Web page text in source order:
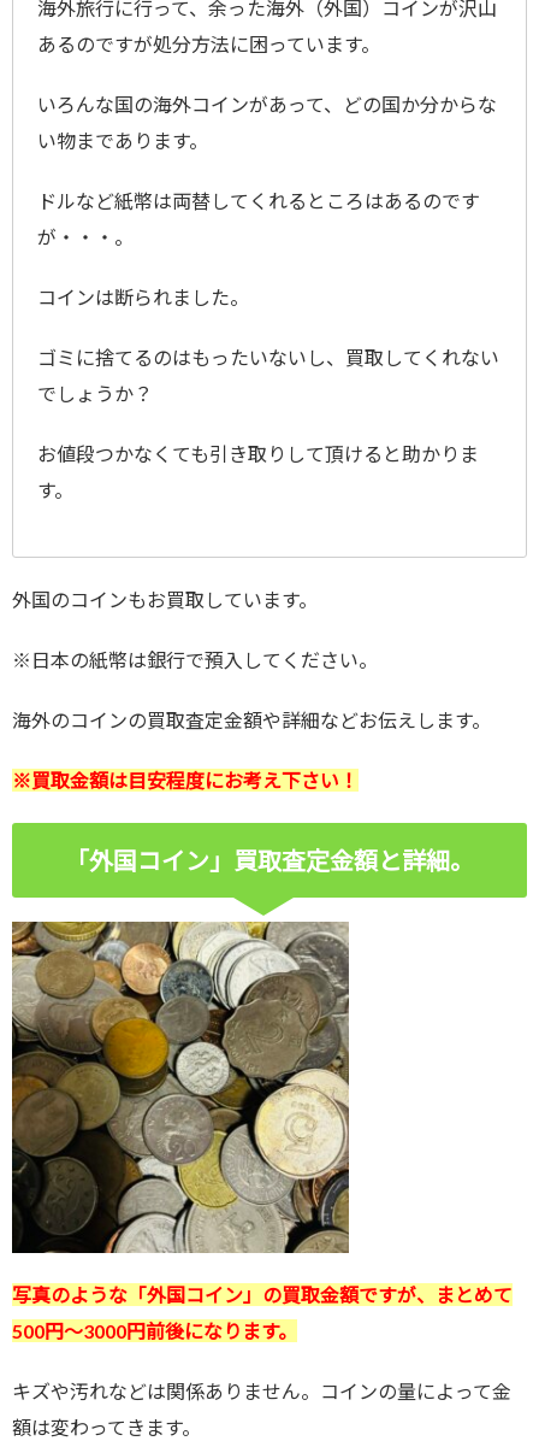
海外旅行に行って、余った海外（外国）コインが沢山
あるのですが処分方法に困っています。
いろんな国の海外コインがあって、どの国か分からな
い物まであります。
ドルなど紙幣は両替してくれるところはあるのです
が・・・。
コインは断られました。
ゴミに捨てるのはもったいないし、買取してくれない
でしょうか？
お値段つかなくても引き取りして頂けると助かりま
す。
外国のコインもお買取しています。
※日本の紙幣は銀行で預入してください。
海外のコインの買取査定金額や詳細などお伝えします。
※買取金額は目安程度にお考え下さい ！
「外国コイン」買取査定金額と詳細。
写真のような「外国コイン」の買取金額ですが、まとめて
500円～3000円前後になります。
キズや汚れなどは関係ありません。コインの量によって金
額は変わってきます。